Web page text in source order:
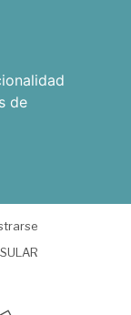
de